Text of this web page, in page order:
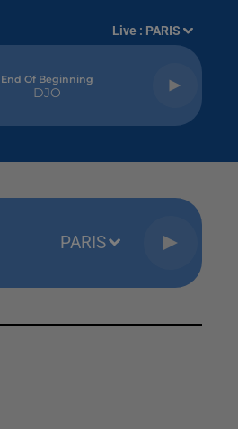
Live : PARIS
End Of Beginning
DJO
PARIS